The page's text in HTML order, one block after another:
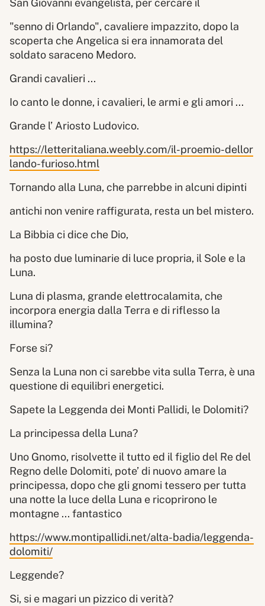
San Giovanni evangelista, per cercare il
"senno di Orlando", cavaliere impazzito, dopo la
scoperta che Angelica si era innamorata del
soldato saraceno Medoro.
Grandi cavalieri ...
Io canto le donne, i cavalieri, le armi e gli amori ...
Grande l’ Ariosto Ludovico.
https://letteritaliana.weebly.com/il-proemio-dellor
lando-furioso.html
Tornando alla Luna, che parrebbe in alcuni dipinti
antichi non venire raffigurata, resta un bel mistero.
La Bibbia ci dice che Dio,
ha posto due luminarie di luce propria, il Sole e la
Luna.
Luna di plasma, grande elettrocalamita, che
incorpora energia dalla Terra e di riflesso la
illumina?
Forse si?
Senza la Luna non ci sarebbe vita sulla Terra, è una
questione di equilibri energetici.
Sapete la Leggenda dei Monti Pallidi, le Dolomiti?
La principessa della Luna?
Uno Gnomo, risolvette il tutto ed il figlio del Re del
Regno delle Dolomiti, pote’ di nuovo amare la
principessa, dopo che gli gnomi tessero per tutta
una notte la luce della Luna e ricoprirono le
montagne ... fantastico
https://www.montipallidi.net/alta-badia/leggenda-
dolomiti/
Leggende?
Si, si e magari un pizzico di verità?